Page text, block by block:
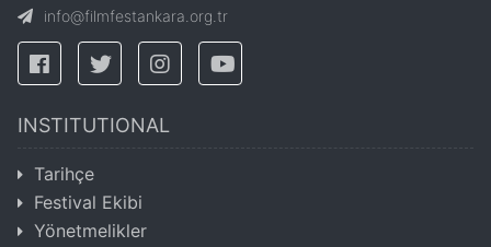
info@filmfestankara.org.tr
INSTITUTIONAL
Tarihçe
Festival Ekibi
Yönetmelikler